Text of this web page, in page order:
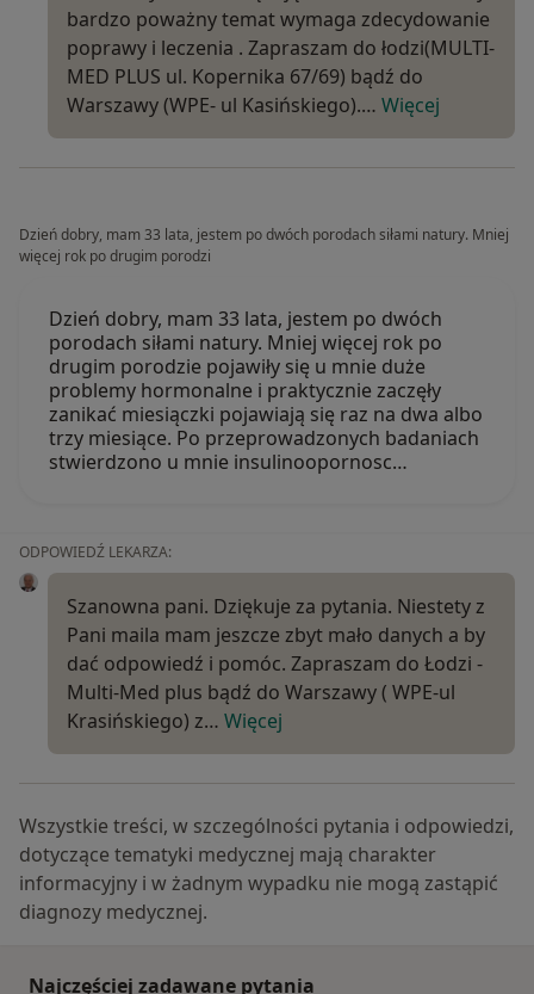
bardzo poważny temat wymaga zdecydowanie
poprawy i leczenia . Zapraszam do łodzi(MULTI-
MED PLUS ul. Kopernika 67/69) bądź do
Warszawy (WPE- ul Kasińskiego).… Więcej
Dzień dobry, mam 33 lata, jestem po dwóch porodach siłami natury. Mniej
więcej rok po drugim porodzi
Dzień dobry, mam 33 lata, jestem po dwóch
porodach siłami natury. Mniej więcej rok po
drugim porodzie pojawiły się u mnie duże
problemy hormonalne i praktycznie zaczęły
zanikać miesiączki pojawiają się raz na dwa albo
trzy miesiące. Po przeprowadzonych badaniach
stwierdzono u mnie insulinoopornosc…
ODPOWIEDŹ LEKARZA:
Szanowna pani. Dziękuje za pytania. Niestety z
Pani maila mam jeszcze zbyt mało danych a by
dać odpowiedź i pomóc. Zapraszam do Łodzi -
Multi-Med plus bądź do Warszawy ( WPE-ul
Krasińskiego) z… Więcej
Wszystkie treści, w szczególności pytania i odpowiedzi,
dotyczące tematyki medycznej mają charakter
informacyjny i w żadnym wypadku nie mogą zastąpić
diagnozy medycznej.
Najczęściej zadawane pytania